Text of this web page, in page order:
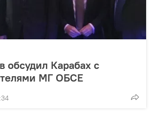
обсудил Карабах с
МГ ОБСЕ